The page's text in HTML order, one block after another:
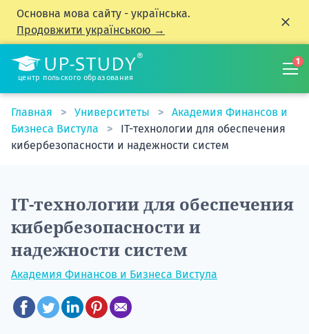
Основна мова сайту - українська.
Продовжити українською →
центр польского образования
1
Главная Университеты
Академия Финансов и
Бизнеса Вистула
IT-технологии для обеспечения
кибербезопасности и надежности систем
IT-технологии для обеспечения
кибербезопасности и
надежности систем
Академия Финансов и Бизнеса Вистула